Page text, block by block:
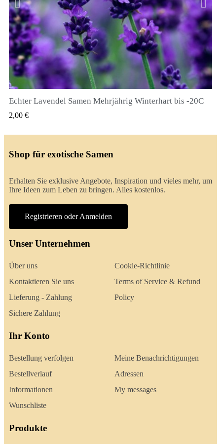
QUICK VIEW
Echter Lavendel Samen Mehrjährig Winterhart bis -20C
2,00 €
Shop für exotische Samen
Erhalten Sie exklusive Angebote, Inspiration und vieles mehr, um
Ihre Ideen zum Leben zu bringen. Alles kostenlos.
Registrieren oder Anmelden
Unser Unternehmen
Über uns
Kontaktieren Sie uns
Lieferung - Zahlung
Sichere Zahlung
Cookie-Richtlinie
Terms of Service & Refund
Policy
Ihr Konto
Bestellung verfolgen
Bestellverlauf
Informationen
Wunschliste
Meine Benachrichtigungen
Adressen
My messages
Produkte